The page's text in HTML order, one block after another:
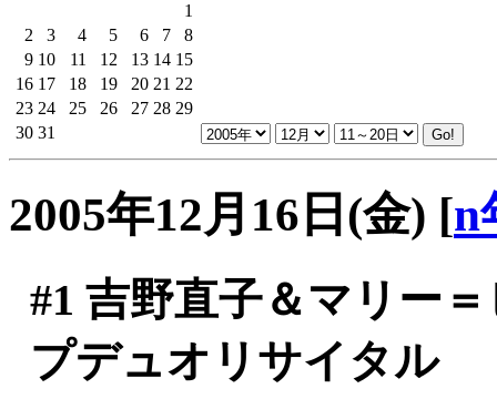
1
2
3 4 5 6 7
8
9 10 11 12 13 14 15
16 17 18 19 20 21 22
23 24 25 26 27 28 29
30 31
2005年12月16日(金) [n
#1 吉野直子＆マリー
プデュオリサイタル